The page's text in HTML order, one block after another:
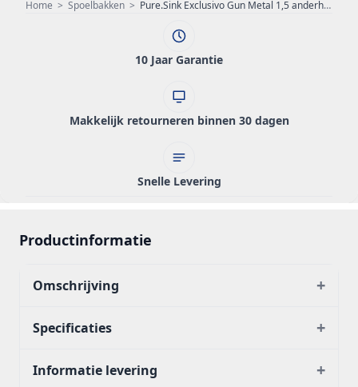
Home > Spoelbakken > Pure.Sink Exclusivo Gun Metal 1,5 anderhalve spoelbak 34+18 cm 10mm radius PEX341840-61
10 Jaar Garantie
Makkelijk retourneren binnen 30 dagen
Snelle Levering
Productinformatie
Omschrijving +
Specificaties +
Informatie levering +